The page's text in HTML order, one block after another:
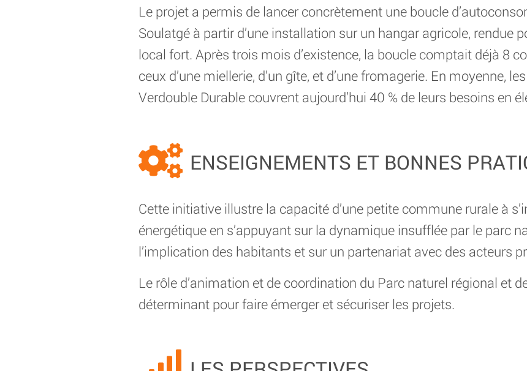
Le projet a permis de lancer concrètement une boucle
Soulatgé à partir d’une installation sur un hangar agricole, rendue
local fort. Après trois mois d’existence, la boucle comptait déjà 8
ceux d’une miellerie, d’un gîte, et d’une fromagerie. En moyenne,
Verdouble Durable couvrent aujourd’hui 40 % de leurs besoins en
ENSEIGNEMENTS ET BONNES
Cette initiative illustre la capacité d’une petite commune rurale à
énergétique en s’appuyant sur la dynamique insufflée par le parc
l’implication des habitants et sur un partenariat avec des acteurs
Le rôle d’animation et de coordination du Parc naturel régional et
déterminant pour faire émerger et sécuriser les projets.